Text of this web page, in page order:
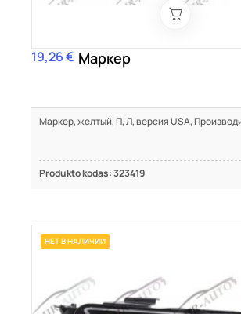
Цена
19,26 € Маркер
Маркер, желтый, П, Л, версия USA,
Produkto kodas: 323419
НЕТ В НАЛИЧИИ